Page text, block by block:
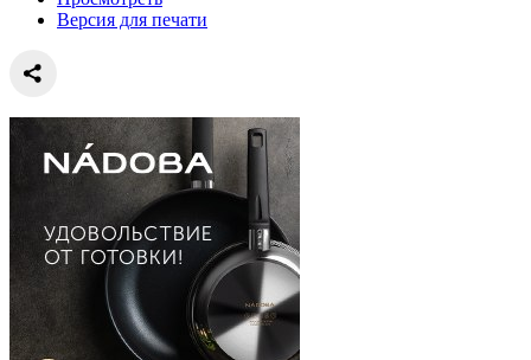
Версия для печати